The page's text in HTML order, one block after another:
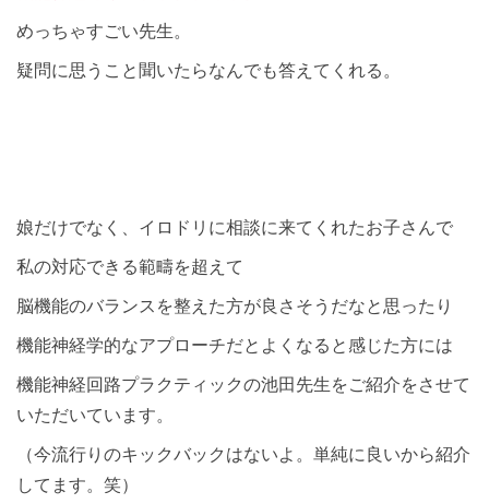
めっちゃすごい先生。
疑問に思うこと聞いたらなんでも答えてくれる。
娘だけでなく、イロドリに相談に来てくれたお子さんで
私の対応できる範疇を超えて
脳機能のバランスを整えた方が良さそうだなと思ったり
機能神経学的なアプローチだとよくなると感じた方には
機能神経回路プラクティックの池田先生をご紹介をさせて
いただいています。
（今流行りのキックバックはないよ。単純に良いから紹介
してます。笑）